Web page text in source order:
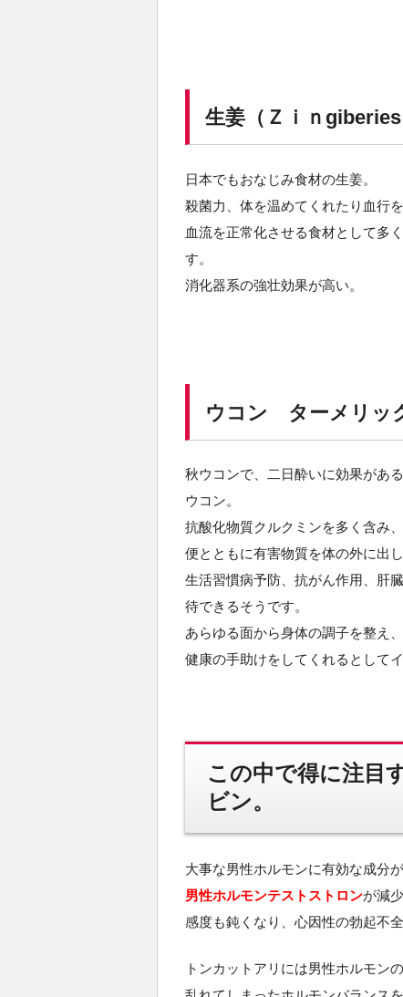
生姜（Ｚｉｎgiberies
日本でもおなじみ食材の生姜。
殺菌力、体を温めてくれたり血行を
血流を正常化させる食材として多
す。
消化器系の強壮効果が高い。
ウコン ターメリッ
秋ウコンで、二日酔いに効果があ
ウコン。
抗酸化物質クルクミンを多く含み
便とともに有害物質を体の外に出し
生活習慣病予防、抗がん作用、肝
待できるそうです。
あらゆる面から身体の調子を整え、
健康の手助けをしてくれるとして
この中で得に注目
ビン。
大事な男性ホルモンに有効な成分
男性ホルモンテストストロンが減
感度も鈍くなり、心因性の勃起不
トンカットアリには男性ホルモンの